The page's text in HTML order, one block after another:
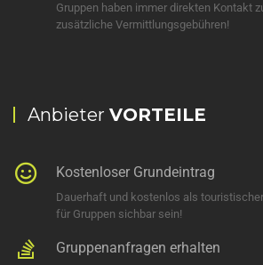
Gruppen haben immer direkten Kontakt
zusätzliche Vermittlungsgebühren!
Anbieter VORTEILE
Kostenloser Grundeintrag
Dauerhaft und kostenlos als
für Gruppen sichbar sein!
Gruppenanfragen erhalten